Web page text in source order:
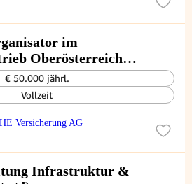
im
Oberösterreich
€ 50.000 jährl.
Vollzeit
Versicherung AG
Infrastruktur &